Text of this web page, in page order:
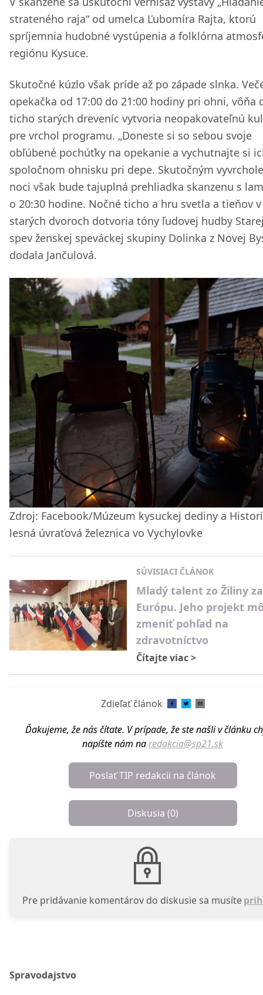
strateného raja“ od umelca Ľubomíra Rajta, ktorú
spríjemnia hudobné vystúpenia a folklórna
regiónu Kysuce.
Skutočné kúzlo však príde až po západe slnka.
opekačka od 17:00 do 21:00 hodiny pri ohni, vôňa
ticho starých dreveníc vytvoria neopakovateľnú
pre vrchol programu. „Doneste si so sebou svoje
obľúbené pochúťky na opekanie a vychutnajte si
spoločnom ohnisku pri depe. Skutočným
noci však bude tajuplná prehliadka skanzenu s
o 20:30 hodine. Nočné ticho a hru svetla a tieňov v
starých dvoroch dotvoria tóny ľudovej hudby
spev ženskej speváckej skupiny Dolinka z Novej
dodala Jančulová.
Zdroj: Facebook/Múzeum kysuckej dediny a
lesná úvraťová železnica vo Vychylovke
SÚVISIACI ČLÁNOK
Mladý talent zo Žiliny
Európu. Jeho projekt
zmeniť pohľad na
zdravotníctvo
Čítajte viac>
Zdieľať článok
Ďakujeme, že nás čítate. V prípade, že ste našli v článku
napíšte nám naredakcia@sp21.sk
Poslať TIP redakcii na článok
Diskusia (0)
Pre pridávanie komentárov do diskusie sa musíte
Spravodajstvo